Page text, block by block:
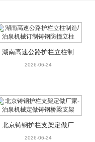
湖南高速公路护栏立柱制
造/泊泉机械订制铸钢防撞
2026-06-24
北京铸钢护栏支架定做厂
家-泊泉机械定做铸钢桥梁
2026-06-24